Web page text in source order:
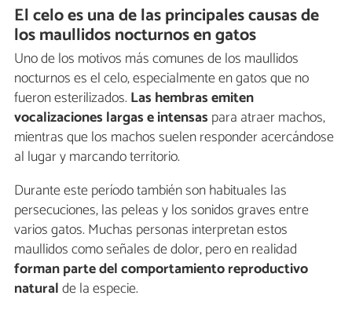
El celo es una de las principales causas de
los maullidos nocturnos en gatos
Uno de los motivos más comunes de los maullidos
nocturnos es el celo, especialmente en gatos que no
fueron esterilizados. Las hembras emiten
vocalizaciones largas e intensas para atraer machos,
mientras que los machos suelen responder acercándose
al lugar y marcando territorio.
Durante este período también son habituales las
persecuciones, las peleas y los sonidos graves entre
varios gatos. Muchas personas interpretan estos
maullidos como señales de dolor, pero en realidad
forman parte del comportamiento reproductivo
naturalde la especie.